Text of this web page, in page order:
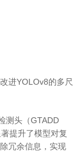
进YOLOv8的多尺
测头（GTADD
提升了模型对复
冗余信息，实现